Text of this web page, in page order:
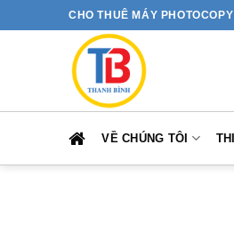
qua
CHO THUÊ MÁY
VỀ CHÚNG TÔI